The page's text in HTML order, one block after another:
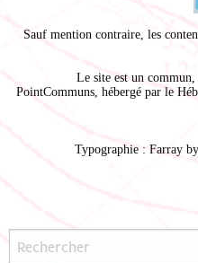
Sauf mention contraire, les
Le site est un
PointCommuns , hébergé par le
Typographie : Farray by